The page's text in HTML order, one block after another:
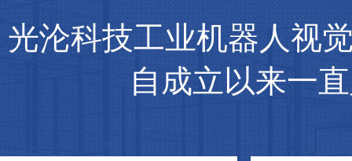
光沦科技工业机器人视
自成立以来一